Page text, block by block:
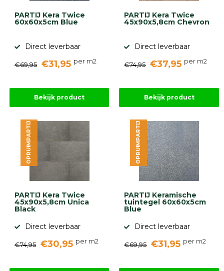
PARTIJ Kera Twice
60x60x5cm Blue
Direct leverbaar
€69,95 €31,95 per m2
Bekijk product
PARTIJ Kera Twice
45x90x5,8cm Chevron
Direct leverbaar
€74,95 €37,95 per m2
Bekijk product
PARTIJ Kera Twice
45x90x5,8cm Unica
Black
Direct leverbaar
€74,95 €30,95 per m2
OPRUIMPARTIJ
PARTIJ Keramische
tuintegel 60x60x5cm
Blue
Direct leverbaar
€69,95 €31,95 per m2
OPRUIMPARTIJ